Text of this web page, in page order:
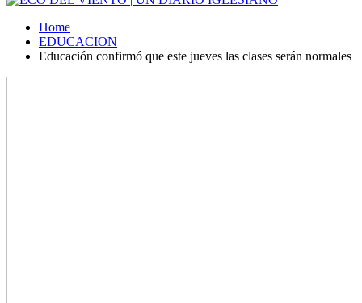
Home
EDUCACION
Educación confirmó que este jueves las clases serán normales